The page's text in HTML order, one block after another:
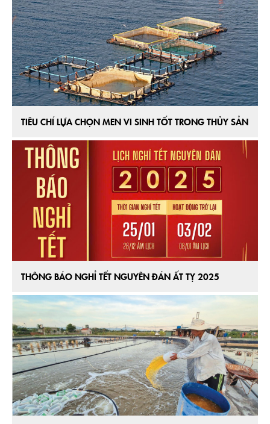
TIÊU CHÍ LỰA CHỌN MEN VI SINH TỐT TRONG THỦY SẢN
THÔNG BÁO NGHỈ TẾT NGUYÊN ĐÁN ẤT TỴ 2025